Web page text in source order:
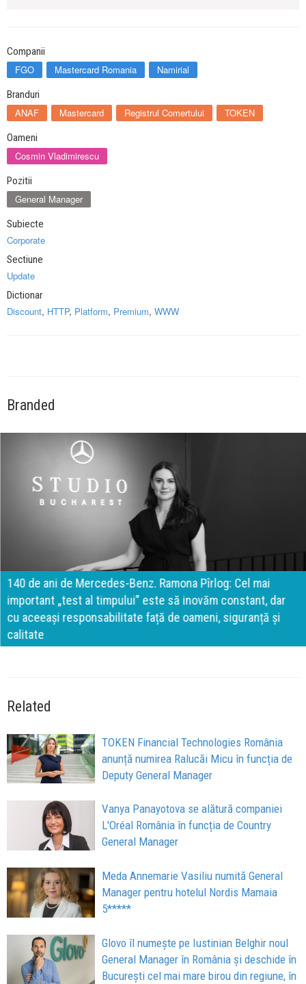
Companii
FGO Mastercard Romania Namirial
Branduri
ANAF Mastercard Registrul Comertului TOKEN
Oameni
Cosmin Vladimirescu
Pozitii
General Manager
Subiecte
Corporate
Sectiune
Update
Dictionar
Discount, HTTP, Platform, Premium, WWW
Branded
140 de ani de Mercedes-Benz. Ramona Pîrlog: Cel mai
important „test al timpului” este să inovăm constant, dar
cu aceeași responsabilitate față de oameni, siguranță și
calitate
Related
TOKEN Financial Technologies România
anunță numirea Ralucăi Micu în funcția de
Deputy General Manager
Vanya Panayotova se alătură companiei
L'Oréal România în funcția de Country
General Manager
Meda Annemarie Vasiliu numită General
Manager pentru hotelul Nordis Mamaia
5*****
Glovo îl numește pe Iustinian Belghir noul
General Manager în România și deschide în
București cel mai mare birou din regiune, în